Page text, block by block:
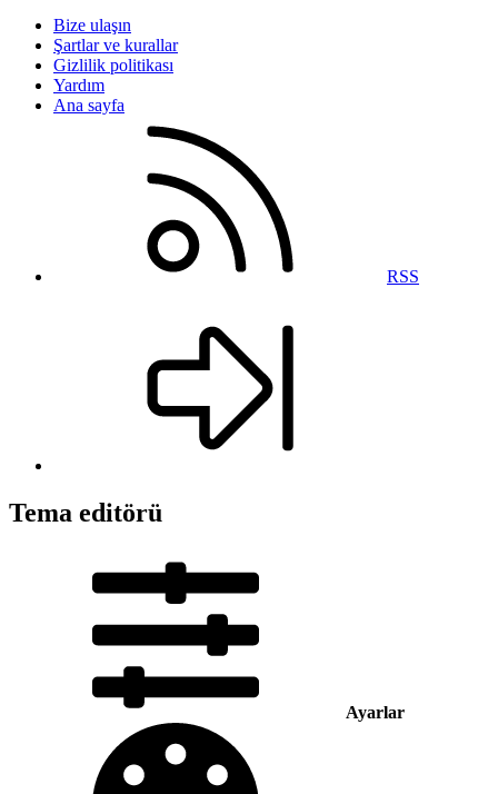
Bize ulaşın
Şartlar ve kurallar
Gizlilik politikası
Yardım
Ana sayfa
RSS
Tema editörü
Ayarlar